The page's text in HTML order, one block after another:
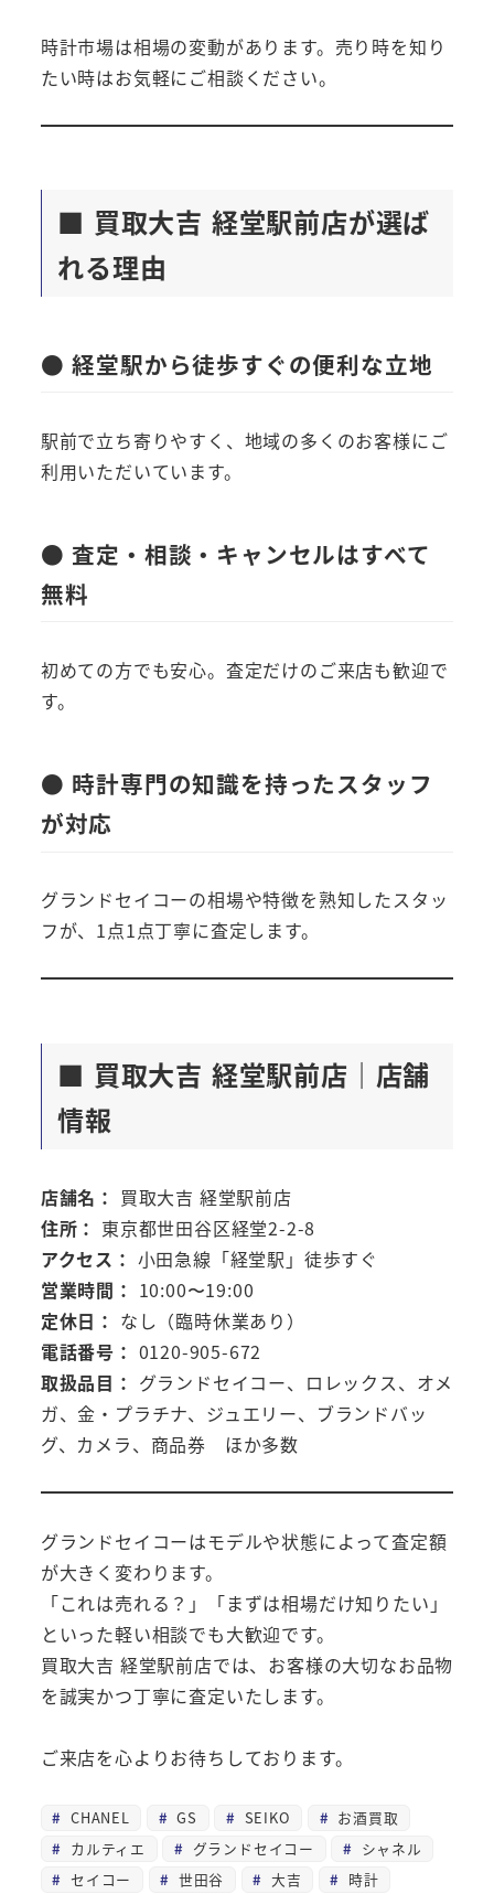
時計市場は相場の変動があります。売り時を知り
たい時はお気軽にご相談ください。
■ 買取大吉 経堂駅前店が選ば
れる理由
● 経堂駅から徒歩すぐの便利な立地
駅前で立ち寄りやすく、地域の多くのお客様にご
利用いただいています。
● 査定・相談・キャンセルはすべて
無料
初めての方でも安心。査定だけのご来店も歓迎で
す。
● 時計専門の知識を持ったスタッフ
が対応
グランドセイコーの相場や特徴を熟知したスタッ
フが、1点1点丁寧に査定します。
■ 買取大吉 経堂駅前店｜店舗
情報
店舗名： 買取大吉 経堂駅前店
住所： 東京都世田谷区経堂2-2-8
アクセス： 小田急線「経堂駅」徒歩すぐ
営業時間： 10:00〜19:00
定休日： なし（臨時休業あり）
電話番号： 0120-905-672
取扱品目： グランドセイコー、ロレックス、オメ
ガ、金・プラチナ、ジュエリー、ブランドバッ
グ、カメラ、商品券 ほか多数
グランドセイコーはモデルや状態によって査定額
が大きく変わります。
「これは売れる？」「まずは相場だけ知りたい」
といった軽い相談でも大歓迎です。
買取大吉 経堂駅前店では、お客様の大切なお品物
を誠実かつ丁寧に査定いたします。
ご来店を心よりお待ちしております。
CHANEL GS SEIKO
お酒買取
カルティエ
グランドセイコー
シャネル
セイコー
世田谷 大吉 時計